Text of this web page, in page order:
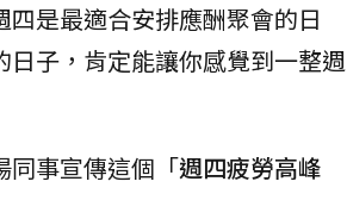
是最適合安排應酬聚會的日
子，肯定能讓你感覺到一整週
同事宣傳這個「週四疲勞高峰